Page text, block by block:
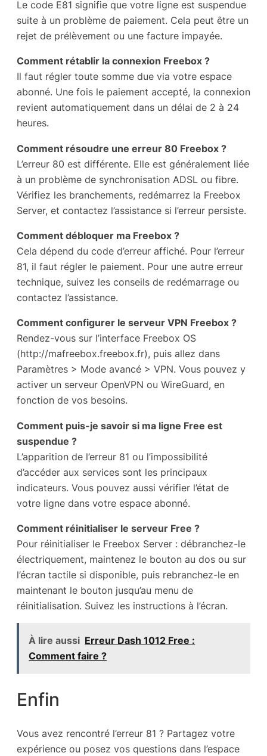
Le code E81 signifie que votre ligne est suspendue
suite à un problème de paiement. Cela peut être un
rejet de prélèvement ou une facture impayée.
Comment rétablir la connexion Freebox ?
Il faut régler toute somme due via votre espace
abonné. Une fois le paiement accepté, la connexion
revient automatiquement dans un délai de 2 à 24
heures.
Comment résoudre une erreur 80 Freebox ?
L’erreur 80 est différente. Elle est généralement liée
à un problème de synchronisation ADSL ou fibre.
Vérifiez les branchements, redémarrez la Freebox
Server, et contactez l’assistance si l’erreur persiste.
Comment débloquer ma Freebox ?
Cela dépend du code d’erreur affiché. Pour l’erreur
81, il faut régler le paiement. Pour une autre erreur
technique, suivez les conseils de redémarrage ou
contactez l’assistance.
Comment configurer le serveur VPN Freebox ?
Rendez-vous sur l’interface Freebox OS
(http://mafreebox.freebox.fr), puis allez dans
Paramètres > Mode avancé > VPN. Vous pouvez y
activer un serveur OpenVPN ou WireGuard, en
fonction de vos besoins.
Comment puis-je savoir si ma ligne Free est
suspendue ?
L’apparition de l’erreur 81 ou l’impossibilité
d’accéder aux services sont les principaux
indicateurs. Vous pouvez aussi vérifier l’état de
votre ligne dans votre espace abonné.
Comment réinitialiser le serveur Free ?
Pour réinitialiser le Freebox Server : débranchez-le
électriquement, maintenez le bouton au dos ou sur
l’écran tactile si disponible, puis rebranchez-le en
maintenant le bouton jusqu’au menu de
réinitialisation. Suivez les instructions à l’écran.
À lire aussi Erreur Dash 1012 Free :
Comment faire ?
Enfin
Vous avez rencontré l’erreur 81 ? Partagez votre
expérience ou posez vos questions dans l’espace